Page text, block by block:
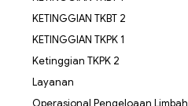
KETINGGIAN TKBT 2
KETINGGIAN TKPK 1
Ketinggian TKPK 2
Layanan
Operasional Pengeloaan Limbah